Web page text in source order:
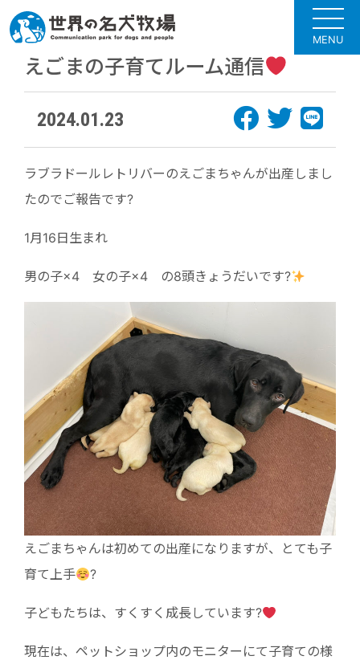
MENU
えごまの子育てルーム通信
2024.01.23
ラブラドールレトリバーのえごまちゃんが出産しまし
たのでご報告です?
1月16日生まれ
男の子×4 女の子×4 の8頭きょうだいです?
えごまちゃんは初めての出産になりますが、とても子
育て上手
?
子どもたちは、すくすく成長しています?
現在は、ペットショップ内のモニターにて子育ての様